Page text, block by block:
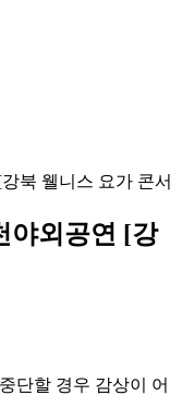
야외공연 [강
단할 경우 감상이 어